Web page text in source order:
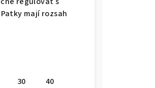
mají rozsah
30 40